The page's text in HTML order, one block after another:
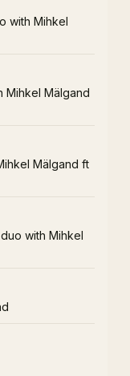
with Mihkel
Mihkel Mälgand
Mälgand ft
with Mihkel